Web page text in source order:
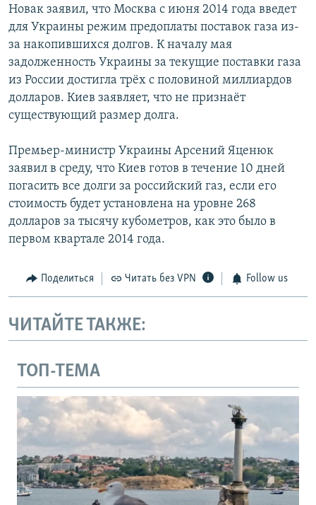
Новак заявил, что Москва с июня 2014 года введет
для Украины режим предоплаты поставок газа из-
за накопившихся долгов. К началу мая
задолженность Украины за текущие поставки газа
из России достигла трёх с половиной миллиардов
долларов. Киев заявляет, что не признаёт
существующий размер долга.
Премьер-министр Украины Арсений Яценюк
заявил в среду, что Киев готов в течение 10 дней
погасить все долги за российский газ, если его
стоимость будет установлена на уровне 268
долларов за тысячу кубометров, как это было в
первом квартале 2014 года.
Поделиться Читать без VPN Follow us
ЧИТАЙТЕ ТАКЖЕ:
ТОП-ТЕМА